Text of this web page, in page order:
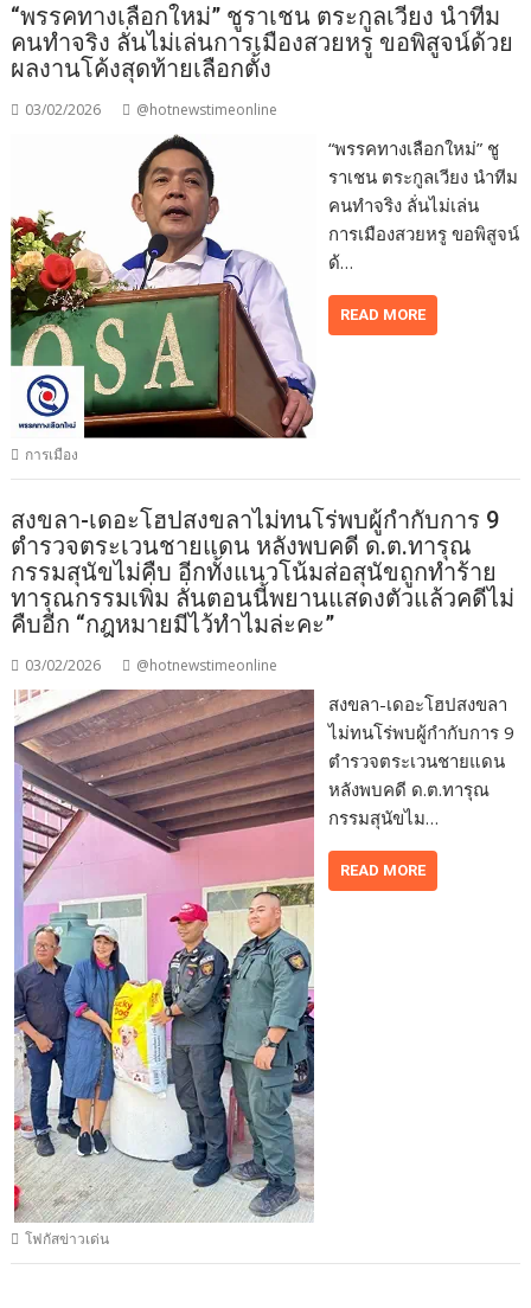
“พรรคทางเลือกใหม่” ชูราเชน ตระกูลเวียง นำทีม
คนทำจริง ลั่นไม่เล่นการเมืองสวยหรู ขอพิสูจน์ด้วย
ผลงานโค้งสุดท้ายเลือกตั้ง
03/02/2026 @hotnewstimeonline
“พรรคทางเลือกใหม่” ชู
ราเชน ตระกูลเวียง นำทีม
คนทำจริง ลั่นไม่เล่น
การเมืองสวยหรู ขอพิสูจน์
ด้…
READ MORE
การเมือง
สงขลา-เดอะโฮปสงขลาไม่ทนโร่พบผู้กำกับการ 9
ตำรวจตระเวนชายแดน หลังพบคดี ด.ต.ทารุณ
กรรมสุนัขไม่คืบ อีกทั้งแนวโน้มส่อสุนัขถูกทำร้าย
ทารุณกรรมเพิ่ม ลั่นตอนนี้พยานแสดงตัวแล้วคดีไม่
คืบอีก “กฎหมายมีไว้ทำไมล่ะคะ”
03/02/2026 @hotnewstimeonline
สงขลา-เดอะโฮปสงขลา
ไม่ทนโร่พบผู้กำกับการ 9
ตำรวจตระเวนชายแดน
หลังพบคดี ด.ต.ทารุณ
กรรมสุนัขไม…
READ MORE
โฟกัสข่าวเด่น